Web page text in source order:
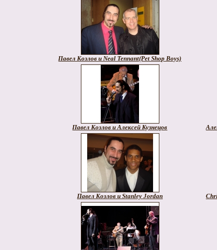
Павел Козлов и Neal Tennant(Pet Shop Boys)
Павел Козлов и Алексей Кузнецов
Павел Козлов и Stanley Jordan